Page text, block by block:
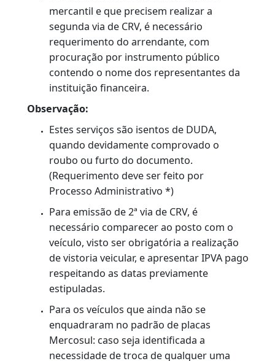
Formulário próprio, emitido com menos de 6
(seis) meses.Clique aqui.
Documentação Específica:
Original de declaração de perda ou
extravio, ou original do formulário próprio
(clique aqui
com reconhecimento de firma por
autenticidade.
O CRV original, desde que invalidado,
substitui a declaração; ou
Original e cópia do Registro de Ocorrência
Policial onde foi comunicado o roubo ou
furto do documento.
Para os veículos com arrendamento
mercantil e que precisem realizar a
segunda via de CRV, é necessário
requerimento do arrendante, com
procuração por instrumento público
contendo o nome dos representantes da